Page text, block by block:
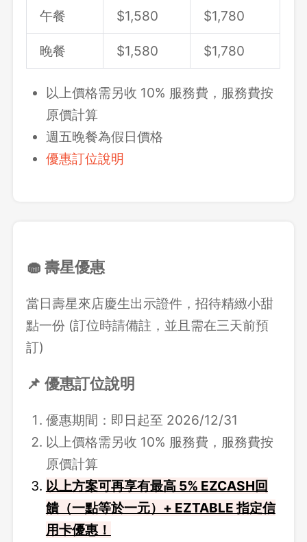
午餐 $1,580 $1,780
晚餐 $1,580 $1,780
以上價格需另收 10% 服務費，服務費按
原價計算
週五晚餐為假日價格
優惠訂位說明
🧁 壽星優惠
當日壽星來店慶生出示證件，招待精緻小甜
點一份 (訂位時請備註，並且需在三天前預
訂)
📌 優惠訂位說明
優惠期間：即日起至 2026/12/31
以上價格需另收 10% 服務費，服務費按
原價計算
以上方案可再享有最高 5% EZCASH回
饋（一點等於一元）+ EZTABLE 指定信
用卡優惠！